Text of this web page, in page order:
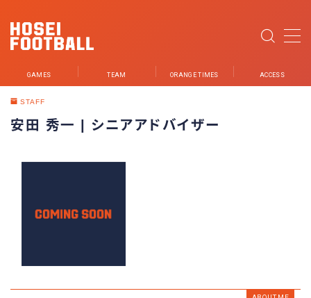
MENU
GAMES
STUDENT STAFF
PARTNER
GAMES TEAM ORANGE TIMES ACCESS
STAFF
安田 秀一 | シニアアドバイザー